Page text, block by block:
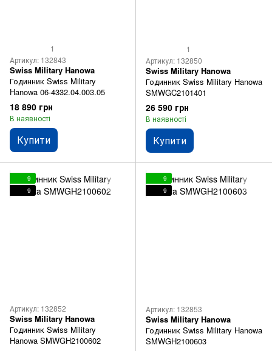
1
Артикул: 132843
Swiss Military Hanowa
Годинник Swiss Military
Hanowa 06-4332.04.003.05
18 890 грн
В наявності
Купити
1
Артикул: 132850
Swiss Military Hanowa
Годинник Swiss Military Hanowa
SMWGC2101401
26 590 грн
В наявності
Купити
9
9
Артикул: 132852
Swiss Military Hanowa
Годинник Swiss Military
Hanowa SMWGH2100602
9
9
Артикул: 132853
Swiss Military Hanowa
Годинник Swiss Military Hanowa
SMWGH2100603